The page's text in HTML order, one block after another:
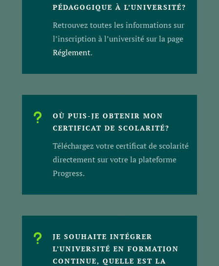
PÉDAGOGIQUE À L’UNIVERSITÉ?
Retrouvez toutes les informations sur
l’inscription à l’université sur la page
Réglement.
u
OÙ PUIS-JE OBTENIR MON
CERTIFICAT DE SCOLARITÉ?
Téléchargez votre certificat de scolarité
directement sur votre la plateforme
Progress.
u
JE SOUHAITE INTÉGRER
L’UNIVERSITÉ EN FORMATION
CONTINUE, QUELLE EST LA